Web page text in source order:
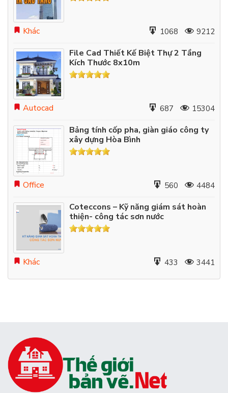
Khác 1068 9212
File Cad Thiết Kế Biệt Thự 2 Tầng
Kích Thước 8x10m
Autocad 687 15304
Bảng tính cốp pha, giàn giáo công ty
xây dựng Hòa Bình
Office 560 4484
Coteccons – Kỹ năng giám sát hoàn
thiện- công tác sơn nước
Khác 433 3441